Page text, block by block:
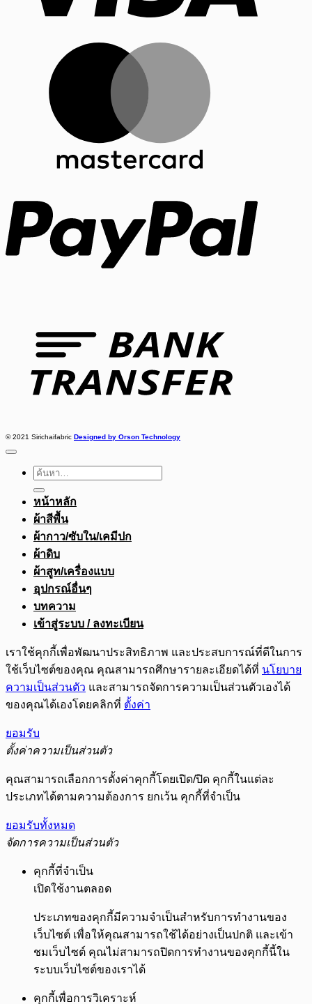
© 2021 Sirichaifabric Designed by Orson Technology
ค้นหา:
หน้าหลัก
ผ้าสีพื้น
ผ้ากาว/ซับใน/เคมีปก
ผ้าดิบ
ผ้าสูท/เครื่องแบบ
อุปกรณ์อื่นๆ
บทความ
เข้าสู่ระบบ / ลงทะเบียน
เราใช้คุกกี้เพื่อพัฒนาประสิทธิภาพ และประสบการณ์ที่ดีในการ
ใช้เว็บไซต์ของคุณ คุณสามารถศึกษารายละเอียดได้ที่ นโยบาย
ความเป็นส่วนตัว และสามารถจัดการความเป็นส่วนตัวเองได้
ของคุณได้เองโดยคลิกที่ ตั้งค่า
ยอมรับ
ตั้งค่าความเป็นส่วนตัว
คุณสามารถเลือกการตั้งค่าคุกกี้โดยเปิด/ปิด คุกกี้ในแต่ละ
ประเภทได้ตามความต้องการ ยกเว้น คุกกี้ที่จำเป็น
ยอมรับทั้งหมด
จัดการความเป็นส่วนตัว
คุกกี้ที่จำเป็น
เปิดใช้งานตลอด
ประเภทของคุกกี้มีความจำเป็นสำหรับการทำงานของ
เว็บไซต์ เพื่อให้คุณสามารถใช้ได้อย่างเป็นปกติ และเข้า
ชมเว็บไซต์ คุณไม่สามารถปิดการทำงานของคุกกี้นี้ใน
ระบบเว็บไซต์ของเราได้
คุกกี้เพื่อการวิเคราะห์